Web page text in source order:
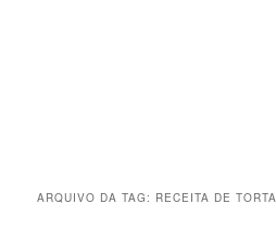
ARQUIVO DA TAG: RECEITA DE TORTA